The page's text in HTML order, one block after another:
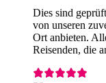
Dies sind
von unseren
Ort anbieten.
Reisenden, die